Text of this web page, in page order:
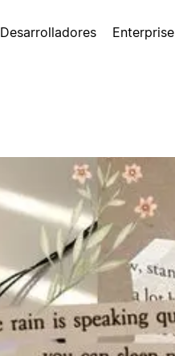
Desarrolladores Enterprise